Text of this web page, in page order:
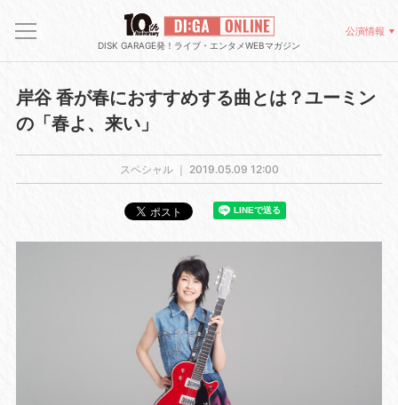
DISK GARAGE発！ライブ・エンタメWEBマガジン
公演情報
岸谷 香が春におすすめする曲とは？ユーミン
の「春よ、来い」
スペシャル ｜ 2019.05.09 12:00